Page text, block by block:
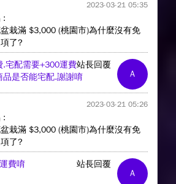
2023-03-21 05:35
:
栽滿 $3,000 (桃園市)為什麼沒有免
了?
A
站長回覆
宅配需要+300運費
是否能宅配.謝謝唷
2023-03-21 05:26
:
栽滿 $3,000 (桃園市)為什麼沒有免
了?
A
站長回覆
費唷